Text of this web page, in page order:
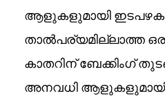
ആളുകളുമായി
താൽപര്യമില്ലാത്ത
കാതറിന് ബേക്കിംഗ്
അനവധി